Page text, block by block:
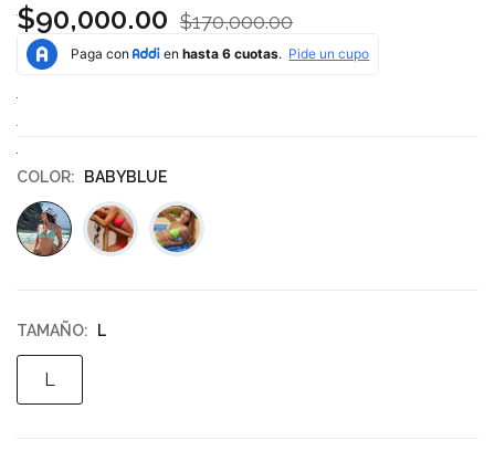
$90,000.00 $170,000.00
COLOR: BABYBLUE
TAMAÑO: L
L